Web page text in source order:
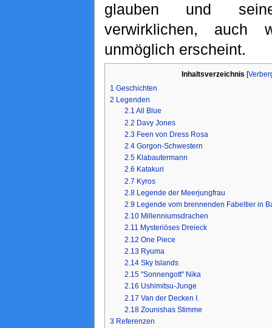
glauben und
verwirklichen, auch
unmöglich erscheint.
Inhaltsverzeichnis [
1 Geschichten
2 Legenden
2.1 All Blue
2.2 Davy Jones
2.3 Feen von Dress Rosa
2.4 Gorgon-Schwestern
2.5 Klabautermann
2.6 Katakuri
2.7 Kyros
2.8 Legende der Meerjungfrau
2.9 Legende vom brennenden Fabeltier in
2.10 Millenniumsdrachen
2.11 Mysteriöses Dreieck
2.12 One Piece
2.13 Ryuma
2.14 Sky Islands
2.15 "Sonnengott" Nika
2.16 Ushimitsu-Junge
2.17 Van der Decken I.
2.18 Zounishas Stimme
3 Referenzen